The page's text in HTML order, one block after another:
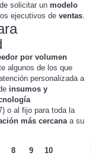
solicitar un modelo
ejecutivos de ventas.
por volumen
algunos de los que
personalizada a
insumos y
o al fijo para toda la
más cercanaa su
8 9
10